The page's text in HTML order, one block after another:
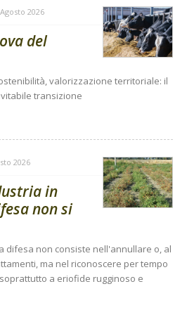
2026
del
valorizzazione territoriale: il
transizione
2026
in
non si
difesa non consiste nell'annullare o, al
ma nel riconoscere per tempo
a eriofide rugginoso e